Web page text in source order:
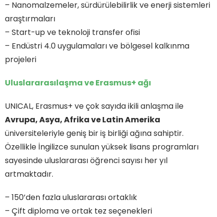
– Nanomalzemeler, sürdürülebilirlik ve enerji sistemleri
araştırmaları
– Start-up ve teknoloji transfer ofisi
– Endüstri 4.0 uygulamaları ve bölgesel kalkınma
projeleri
Uluslararasılaşma ve Erasmus+ ağı
UNICAL, Erasmus+ ve çok sayıda ikili anlaşma ile
Avrupa, Asya, Afrika ve Latin Amerika
üniversiteleriyle geniş bir iş birliği ağına sahiptir.
Özellikle İngilizce sunulan yüksek lisans programları
sayesinde uluslararası öğrenci sayısı her yıl
artmaktadır.
– 150’den fazla uluslararası ortaklık
– Çift diploma ve ortak tez seçenekleri